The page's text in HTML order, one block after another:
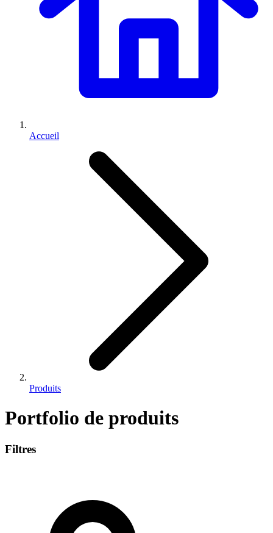
Accueil
Produits
Portfolio de produits
Filtres